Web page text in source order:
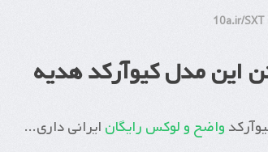
10a.ir/SXT
واضح و لوکس رایگان ایرانی داری...